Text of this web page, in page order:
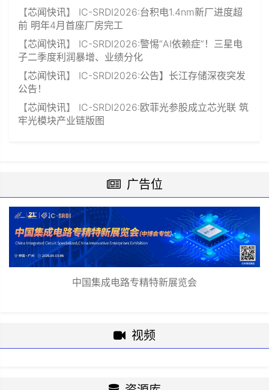
【芯闻快讯】 IC-SRDI2026:台积电1.4nm新厂进度超
前 明年4月首座厂房完工
【芯闻快讯】 IC-SRDI2026:警惕“AI依赖症”！三星电
子二季度利润暴增、业绩分化
【芯闻快讯】 IC-SRDI2026:公告】长江存储深夜突发
公告！
【芯闻快讯】 IC-SRDI2026:欧菲光参股成立芯光联 筑
牢光模块产业链版图
广告位
中国集成电路专精特新展览会
视频